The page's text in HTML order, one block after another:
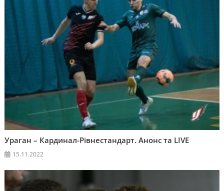
Ураган – Кардинал-Рівнестандарт. Анонс та LIVE
15.11.2022